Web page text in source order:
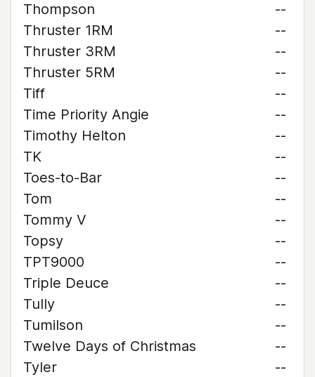
Thompson
--
Thruster 1RM
--
Thruster 3RM
--
Thruster 5RM
--
Tiff
--
Time Priority Angie
--
Timothy Helton
--
TK
--
Toes-to-Bar
--
Tom
--
Tommy V
--
Topsy
--
TPT9000
--
Triple Deuce
--
Tully
--
Tumilson
--
Twelve Days of Christmas
--
Tyler
--